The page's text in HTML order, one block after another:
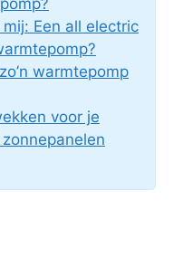
Een all electric
warmtepomp
voor je